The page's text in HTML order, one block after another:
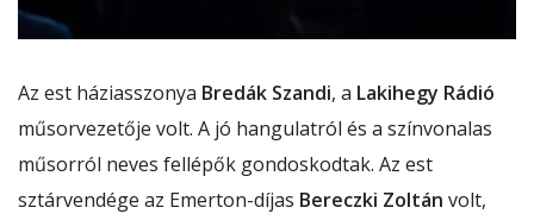
Az est háziasszonya Bredák Szandi, a Lakihegy Rádió
műsorvezetője volt. A jó hangulatról és a színvonalas
műsorról neves fellépők gondoskodtak. Az est
sztárvendége az Emerton-díjas Bereczki Zoltán volt,